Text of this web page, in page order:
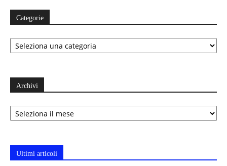
Categorie
Categorie
Archivi
Archivi
Ultimi articoli